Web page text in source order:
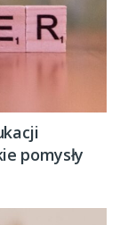
pomysły